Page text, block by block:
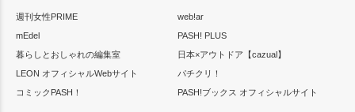
週刊女性PRIME
web!ar
mEdel
PASH! PLUS
暮らしとおしゃれの編集室
日本×アウトドア【cazual】
LEON オフィシャルWebサイト
パチクリ！
コミックPASH！
PASH!ブックス オフィシャルサイト